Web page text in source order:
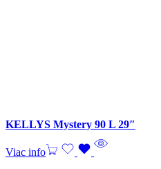
KELLYS Mystery 90 L 29″
Viac info